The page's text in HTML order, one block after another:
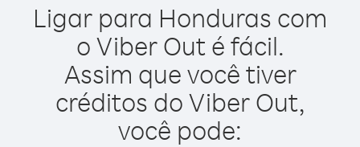
Ligar para Honduras com
o Viber Out é fácil.
Assim que você tiver
créditos do Viber Out,
você pode: